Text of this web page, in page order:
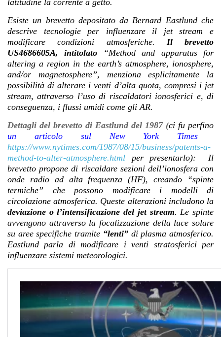
latitudine la corrente a getto.
Esiste un brevetto depositato da Bernard Eastlund che
descrive tecnologie per influenzare il jet stream e
modificare condizioni atmosferiche. Il brevetto
US4686605A, intitolato
“Method and apparatus for
altering a region in the earth’s atmosphere, ionosphere,
and/or magnetosphere”, menziona esplicitamente la
possibilità di alterare i venti d’alta quota, compresi i jet
stream, attraverso l’uso di riscaldatori ionosferici e, di
conseguenza, i flussi umidi come gli AR.
Dettagli del brevetto di Eastlund del 1987 (ci fu perfino
un articolo sul New York Times
https://www.nytimes.com/1987/08/15/business/patents-a-
method-to-alter-atmosphere.html per presentarlo): Il
brevetto propone di riscaldare sezioni dell’ionosfera con
onde radio ad alta frequenza (HF), creando “spinte
termiche” che possono modificare i modelli di
circolazione atmosferica. Queste alterazioni includono la
deviazione o l’intensificazione del jet stream. Le spinte
avvengono attraverso la focalizzazione della luce solare
su aree specifiche tramite “lenti”di plasma atmosferico.
Eastlund parla di modificare i venti stratosferici per
influenzare sistemi meteorologici.